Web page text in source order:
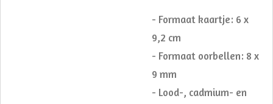
- Formaat kaartje: 6 x
9,2 cm
- Formaat oorbellen: 8 x
9 mm
- Lood-, cadmium- en